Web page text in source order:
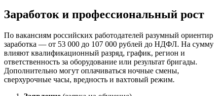
Заработок и профессиональный рост
По вакансиям российских работодателей разумный ориентир
заработка — от 53 000 до 107 000 рублей до НДФЛ. На сумму
влияют квалификационный разряд, график, регион и
ответственность за оборудование или результат бригады.
Дополнительно могут оплачиваться ночные смены,
сверхурочные часы, вредность и вахтовый режим.